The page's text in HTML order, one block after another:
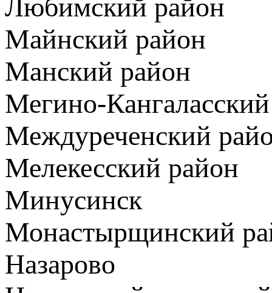
Любимский район
Майнский район
Манский район
Мегино-
Междуреченский
Мелекесский район
Минусинск
Монастырщинский
Назарово